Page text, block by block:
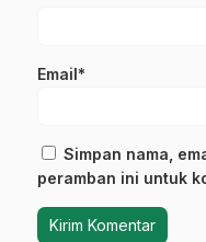
Email*
Simpan nama,
peramban ini untuk